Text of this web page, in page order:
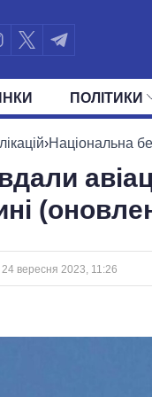
ПОЛIТИКИ
ПРЕЗИДЕНТ І
›Національна
24 вересня 2023, 11:26